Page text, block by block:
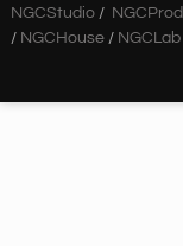
NGCStudio / NGCProd
/ NGCHouse / NGCLab